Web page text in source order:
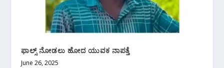
ಫಾಲ್ಸ್ ನೋಡಲು ಹೋದ ಯುವಕ ನಾಪತ್ತೆ
June 26, 2025